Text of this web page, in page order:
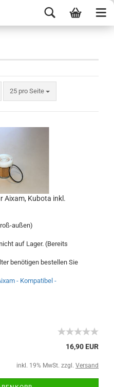
25 pro Seite
Aixam, Kubota inkl.
außen)
auf Lager. (Bereits
benötigen bestellen Sie
- Kompatibel -
16,90 EUR
inkl. 19% MwSt. zzgl. Versand